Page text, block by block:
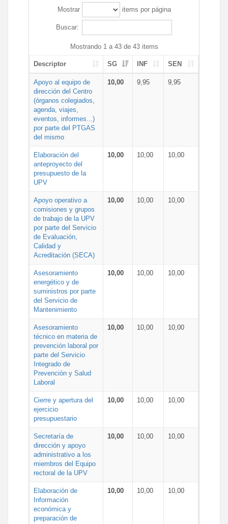
Mostrar items por página
Buscar:
Mostrando 1 a 43 de 43 items
Descriptor SG INF SEN
Apoyo al equipo de
dirección del Centro
(órganos colegiados,
agenda, viajes,
eventos, informes...)
por parte del PTGAS
del mismo
10,00 9,95 9,95
Elaboración del
anteproyecto del
presupuesto de la
UPV
10,00 10,00 10,00
Apoyo operativo a
comisiones y grupos
de trabajo de la UPV
por parte del Servicio
de Evaluación,
Calidad y
Acreditación (SECA)
10,00 10,00 10,00
Asesoramiento
energético y de
suministros por parte
del Servicio de
Mantenimiento
10,00 10,00 10,00
Asesoramiento
técnico en materia de
prevención laboral por
parte del Servicio
Integrado de
Prevención y Salud
Laboral
10,00 10,00 10,00
Cierre y apertura del
ejercicio
presupuestario
10,00 10,00 10,00
Secretaría de
dirección y apoyo
administrativo a los
miembros del Equipo
rectoral de la UPV
10,00 10,00 10,00
Elaboración de
Información
económica y
preparación de
10,00 10,00 10,00